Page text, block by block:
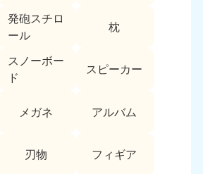
発砲スチロ
ール
枕
スノーボー
ド
スピーカー
メガネ アルバム
刃物 フィギア
無休
兵庫県
9:00〜19:00 年中無休
休
050-1881-5254
京都府